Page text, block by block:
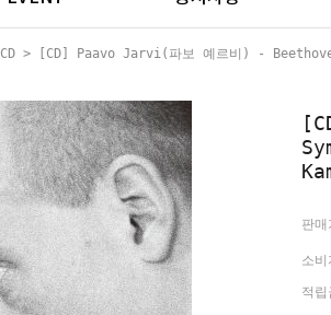
CD > [CD] Paavo Jarvi(파보 예르비) -
판매
소비
적립